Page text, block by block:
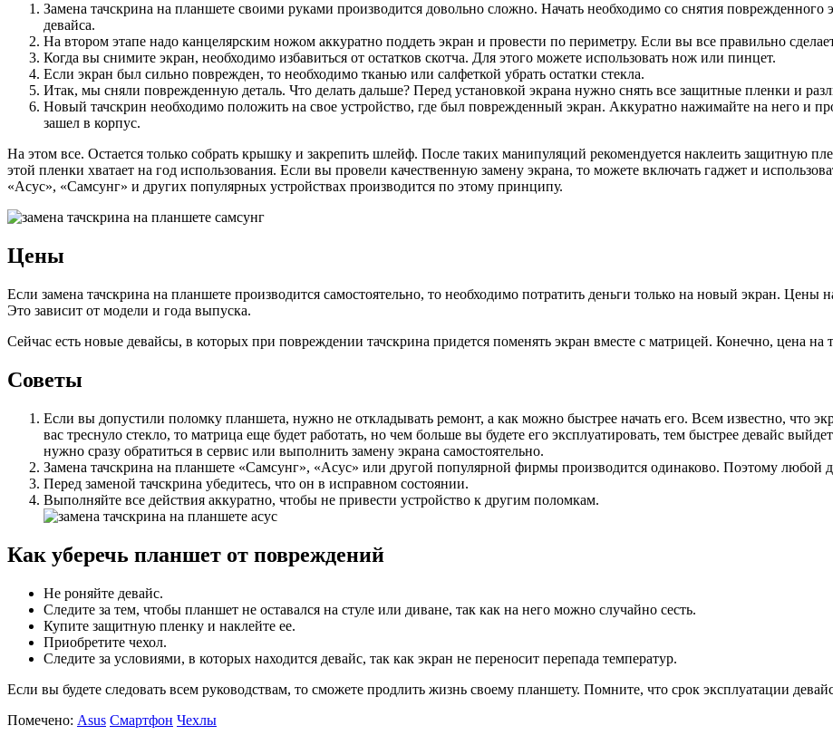
Замена тачскрина на планшете своими руками производится довольно сложно. Начать необходимо со снятия
девайса.
На втором этапе надо канцелярским ножом аккуратно поддеть экран и провести по периметру. Если вы все правильно
Когда вы снимите экран, необходимо избавиться от остатков скотча. Для этого можете использовать нож или пинцет.
Если экран был сильно поврежден, то необходимо тканью или салфеткой убрать остатки стекла.
Итак, мы сняли поврежденную деталь. Что делать дальше? Перед установкой экрана нужно снять все защитные пленки и
Новый тачскрин необходимо положить на свое устройство, где был поврежденный экран. Аккуратно нажимайте на него и
зашел в корпус.
На этом все. Остается только собрать крышку и закрепить шлейф. После таких манипуляций рекомендуется наклеить защитную
этой пленки хватает на год использования. Если вы провели качественную замену экрана, то можете включать гаджет и
«Асус», «Самсунг» и других популярных устройствах производится по этому принципу.
Цены
Если замена тачскрина на планшете производится самостоятельно, то необходимо потратить деньги только на новый экран. Цены
Это зависит от модели и года выпуска.
Сейчас есть новые девайсы, в которых при повреждении тачскрина придется поменять экран вместе с матрицей. Конечно, цена на
Советы
Если вы допустили поломку планшета, нужно не откладывать ремонт, а как можно быстрее начать его. Всем известно, что
вас треснуло стекло, то матрица еще будет работать, но чем больше вы будете его эксплуатировать, тем быстрее девайс
нужно сразу обратиться в сервис или выполнить замену экрана самостоятельно.
Замена тачскрина на планшете «Самсунг», «Асус» или другой популярной фирмы производится одинаково. Поэтому любой
Перед заменой тачскрина убедитесь, что он в исправном состоянии.
Выполняйте все действия аккуратно, чтобы не привести устройство к другим поломкам.
Как уберечь планшет от повреждений
Не роняйте девайс.
Следите за тем, чтобы планшет не оставался на стуле или диване, так как на него можно случайно сесть.
Купите защитную пленку и наклейте ее.
Приобретите чехол.
Следите за условиями, в которых находится девайс, так как экран не переносит перепада температур.
Если вы будете следовать всем руководствам, то сможете продлить жизнь своему планшету. Помните, что срок эксплуатации
Помечено: Asus Смартфон Чехлы